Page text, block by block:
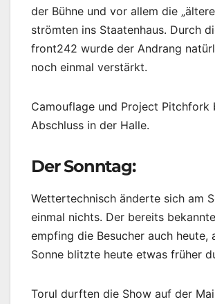
der Bühne und vor allem die
strömten ins Staatenhaus. Durch
front242 wurde der Andrang
noch einmal verstärkt.
Camouflage und Project Pitchfork
Abschluss in der Halle.
Der Sonntag:
Wettertechnisch änderte sich am
einmal nichts. Der bereits
empfing die Besucher auch heute,
Sonne blitzte heute etwas früher
Torul durften die Show auf der